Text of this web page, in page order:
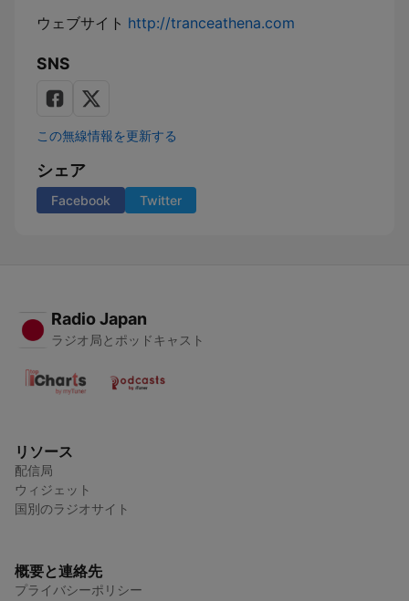
ウェブサイト http://tranceathena.com
SNS
この無線情報を更新する
シェア
Facebook Twitter
Radio Japan
ラジオ局とポッドキャスト
リソース
配信局
ウィジェット
国別のラジオサイト
概要と連絡先
プライバシーポリシー